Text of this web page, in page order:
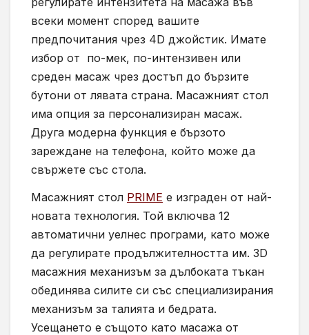
всеки момент според вашите
предпочитания чрез 4D джойстик. Имате
избор от по-мек, по-интензивен или
среден масаж чрез достъп до бързите
бутони от лявата страна. Масажният стол
има опция за персонализиран масаж.
Друга модерна функция е бързото
зареждане на телефона, който може да
свържете със стола.
Масажният стол PRIME е изграден от най-
новата технология. Той включва 12
автоматични уелнес програми, като може
да регулирате продължителността им. 3D
масажния механизъм за дълбоката тъкан
обединява силите си със специализирания
механизъм за талията и бедрата.
Усещането е същото като масажа от